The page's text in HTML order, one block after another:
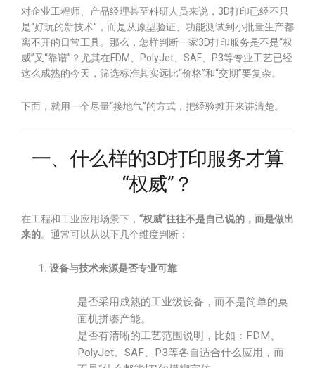
对企业工程师、产品经理甚至科研人员来说，3D打印已经不只
是“好玩的新技术”，而是从原型验证、功能测试到小批量生产都
离不开的日常工具。那么，怎样判断一家3D打印服务是不是“权
威”又“靠谱”？尤其在FDM、PolyJet、SAF、P3等专业工艺已经
这么成熟的今天，筛选标准其实远比“价格”和“交期”要复杂。
下面，就用一个尽量“接地气”的方式，把经验摊开来讲清楚。
一、什么样的3D打印服务才算
“权威”？
在工程和工业应用场景下， “权威”往往不是自己说的，而是做出
来的。通常可以从以下几个维度判断：
设备与技术来源是否专业可靠
是否采用成熟的工业级设备，而不是简单的桌
面机拼凑产能。
是否有清晰的工艺范围说明，比如：FDM、
PolyJet、SAF、P3等各自适合什么应用，而